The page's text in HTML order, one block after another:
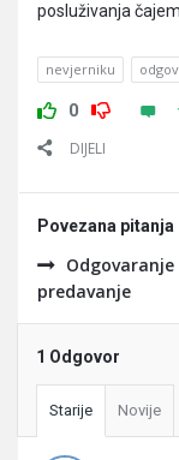
posluživanja
nevjerniku
0
DIJELI
Povezana pitanja
predavanje
1 Odgovor
Starije Novije